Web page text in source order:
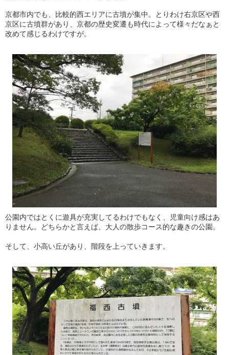
京都市内でも、比較的西エリアに古墳が集中。とりわけ右京区や西
京区に古墳群があり、京都の歴史変遷も時代によって様々だなぁと
改めて感じるわけですが。
公園内ではとくに遊具が充実してるわけでもなく、児童向け感はあ
りません。どちらかと言えば、大人の散歩コース的な趣きの公園。
そして、小高い丘があり、階段を上っていきます。